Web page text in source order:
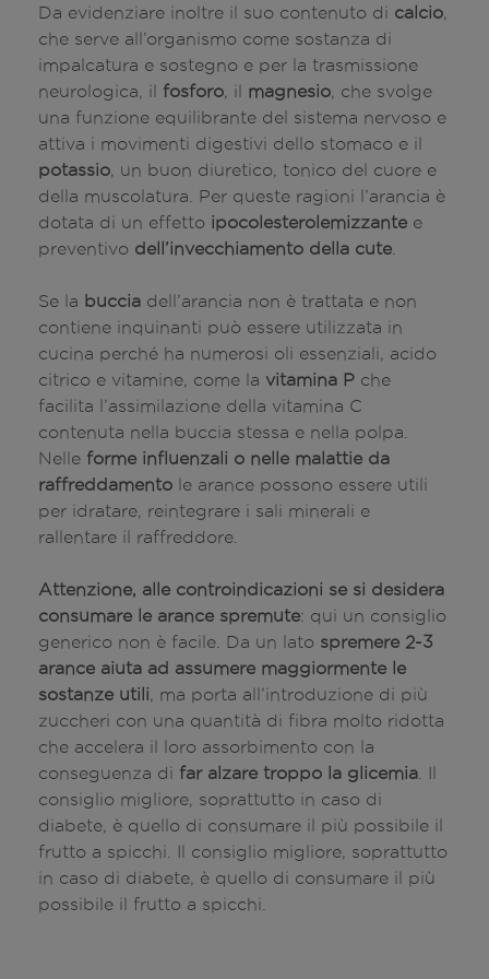
Da evidenziare inoltre il suo contenuto di calcio
che serve all’organismo come sostanza di
impalcatura e sostegno e per la trasmissione
neurologica, il fosforo , il magnesio , che svolge
una funzione equilibrante del sistema nervoso e
attiva i movimenti digestivi dello stomaco e il
potassio , un buon diuretico, tonico del cuore e
della muscolatura. Per queste ragioni l’arancia è
dotata di un effetto ipocolesterolemizzante e
preventivo dell’invecchiamento della cute
Se la buccia dell’arancia non è trattata e non
contiene inquinanti può essere utilizzata in
cucina perché ha numerosi oli essenziali, acido
citrico e vitamine, come la vitamina P che
facilita l’assimilazione della vitamina C
contenuta nella buccia stessa e nella polpa.
Nelle forme influenzali o nelle malattie da
raffreddamento le arance possono essere utili
per idratare, reintegrare i sali minerali e
rallentare il raffreddore.
Attenzione, alle controindicazioni se si desidera
consumare le arance spremute: qui un consiglio
generico non è facile. Da un lato spremere 2-3
arance aiuta ad assumere maggiormente le
sostanze utili , ma porta all’introduzione di più
zuccheri con una quantità di fibra molto ridotta
che accelera il loro assorbimento con la
conseguenza di far alzare troppo la glicemia . Il
consiglio migliore, soprattutto in caso di
diabete, è quello di consumare il più possibile il
frutto a spicchi. Il consiglio migliore, soprattutto
in caso di diabete, è quello di consumare il più
possibile il frutto a spicchi.